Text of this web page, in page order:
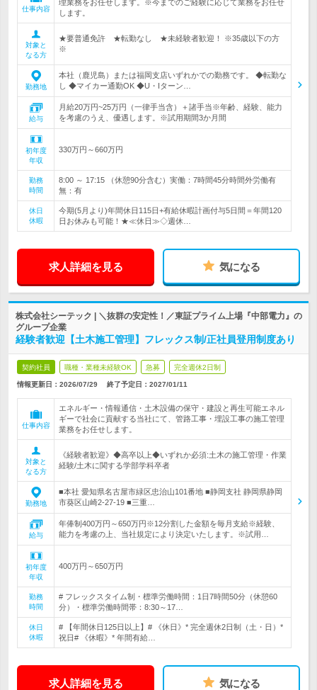
仕事内容
理業務をお任せします。※今までのご経験に応じて業務をお任せ
します。
対象と
なる方
★要普通免許 ★転勤なし ★未経験者歓迎！ ※35歳以下の方
※
勤務地
本社（鹿児島）または福岡支店いずれかでの勤務です。 ◆転勤な
し ◆マイカー通勤OK ◆U・Iターン…
給与
月給20万円~25万円（一律手当含）＋諸手当※年齢、経験、能力
を考慮のうえ、優遇します。※試用期間3か月間
初年度
年収
330万円～660万円
勤務
時間
8:00 ～ 17:15 （休憩90分含む）実働：7時間45分時間外労働有
無：有
休日
休暇
今期(5月より)年間休日115日+有給休暇計画付与5日間＝年間120
日お休みも可能！★≪休日≫◇週休…
求人詳細を見る 気になる
株式会社シーテック | ＼抜群の安定性！／東証プライム上場『中部電力』の
グループ企業
経験者歓迎【土木施工管理】フレックス制/正社員登用制度あり
契約社員 職種・業種未経験OK 急募 完全週休2日制
情報更新日：2026/07/29 終了予定日： 2027/01/11
仕事内容
エネルギー・情報通信・土木設備の保守・建設と再生可能エネル
ギーで社会に貢献する当社にて、管路工事・埋設工事の施工管理
業務をお任せします。
対象と
なる方
《経験者歓迎》◆高卒以上◆いずれか必須:土木の施工管理・作業
経験/土木に関する学部学科卒者
勤務地
■本社 愛知県名古屋市緑区忠治山101番地 ■静岡支社 静岡県静岡
市葵区山崎2-27-19 ■三重…
給与
年俸制400万円～650万円※12分割した金額を毎月支給※経験、
能力を考慮の上、当社規定により決定いたします。※試用…
初年度
年収
400万円～650万円
勤務
時間
# フレックスタイム制・標準労働時間：1日7時間50分（休憩60
分）・標準労働時間帯：8:30～17…
休日
休暇
# 【年間休日125日以上】# 《休日》* 完全週休2日制（土・日）*
祝日# 《休暇》* 年間有給…
求人詳細を見る 気になる